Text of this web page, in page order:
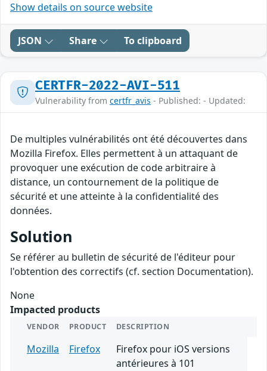
Show details on source website
JSON Share To clipboard
CERTFR-2022-AVI-511
Vulnerability from certfr_avis - Published: - Updated:
De multiples vulnérabilités ont été découvertes dans
Mozilla Firefox. Elles permettent à un attaquant de
provoquer une exécution de code arbitraire à
distance, un contournement de la politique de
sécurité et une atteinte à la confidentialité des
données.
Solution
Se référer au bulletin de sécurité de l'éditeur pour
l'obtention des correctifs (cf. section Documentation).
None
Impacted products
VENDOR PRODUCT DESCRIPTION
Mozilla Firefox
Firefox pour iOS versions
antérieures à 101